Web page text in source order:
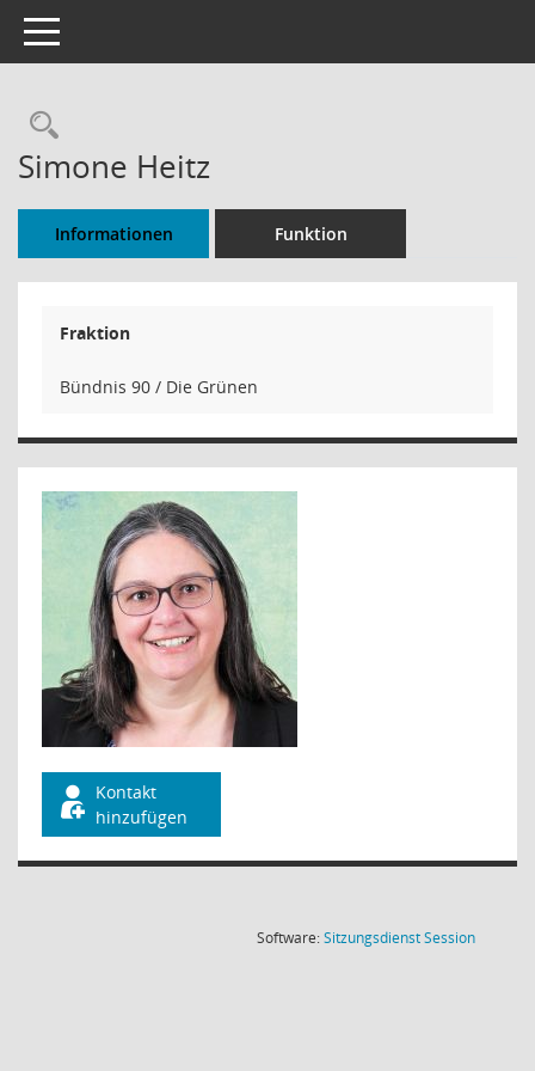
Toggle navigation
Rechercheauswahl
Simone Heitz
Informationen Funktion
Fraktion
Bündnis 90 / Die Grünen
Kontakt
hinzufügen
Software:SitzungsdienstSession(Wird in